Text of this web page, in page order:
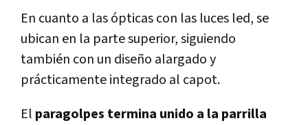
En cuanto a las ópticas con las luces led, se
ubican en la parte superior, siguiendo
también con un diseño alargado y
prácticamente integrado al capot.
El paragolpes termina unido a la parrilla